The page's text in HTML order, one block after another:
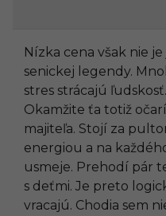
Nízka cena však nie
senickej legendy.
stres strácajú ľudskosť.
Okamžite ťa totiž
majiteľa. Stojí za
energiou a na
usmeje. Prehodí pár
s deťmi. Je preto
vracajú. Chodia sem